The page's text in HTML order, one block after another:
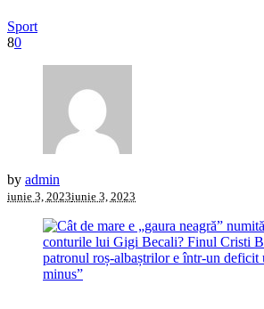
Sport
80
by admin
iunie 3, 2023iunie 3, 2023